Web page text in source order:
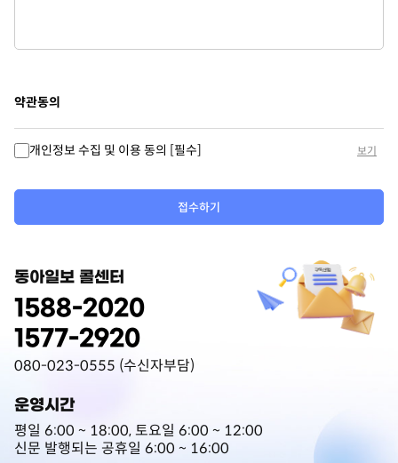
동아일보 콜센터
1588-2020
1577-2920
080-023-0555 (수신자부담)
운영시간
평일 6:00 ~ 18:00, 토요일 6:00 ~ 12:00
신문 발행되는 공휴일 6:00 ~ 16:00
약관동의
개인정보 수집 및 이용 동의 [필수] 보기
접수하기